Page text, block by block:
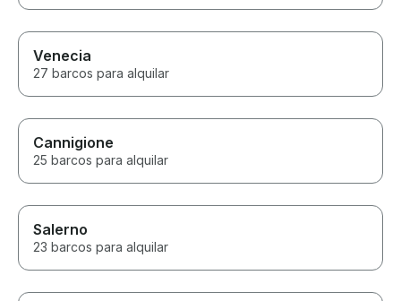
Venecia
27 barcos para alquilar
Cannigione
25 barcos para alquilar
Salerno
23 barcos para alquilar